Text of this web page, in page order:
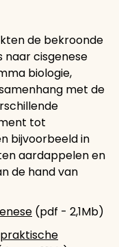
de bekroonde
naar cisgenese
biologie,
met de
tot
bijvoorbeeld in
aardappelen en
de hand van
(pdf - 2,1Mb)